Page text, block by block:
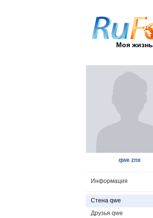
Моя жизнь
qwe znx
Информация
Стена qwe
Друзья qwe